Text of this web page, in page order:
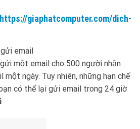
https://giaphatcomputer.com/dich-
email
một email cho 500 người nhận
một ngày. Tuy nhiên, những hạn chế
có thể lại gửi email trong 24 giờ